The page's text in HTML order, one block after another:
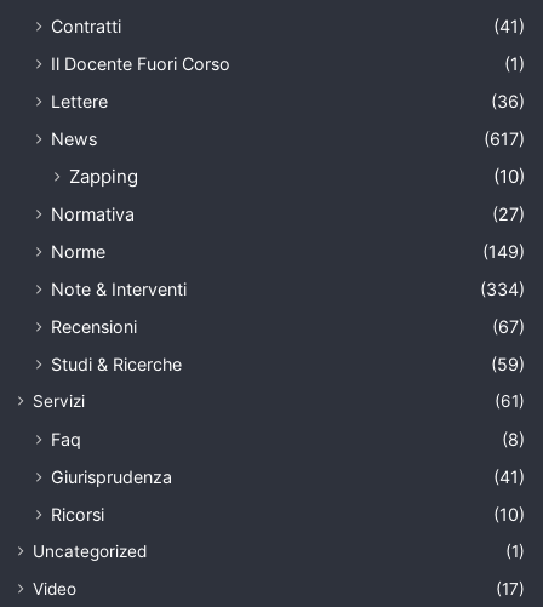
Contratti
(41)
Il Docente Fuori Corso
(1)
Lettere
(36)
News
(617)
Zapping (10)
Normativa
(27)
Norme
(149)
Note & Interventi
(334)
Recensioni
(67)
Studi & Ricerche
(59)
Servizi (61)
Faq
(8)
Giurisprudenza
(41)
Ricorsi
(10)
Uncategorized
(1)
Video
(17)